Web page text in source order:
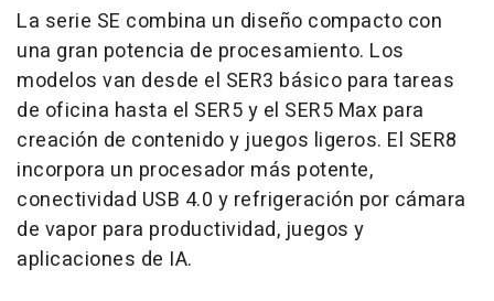
La serie SE combina un diseño compacto con
una gran potencia de procesamiento. Los
modelos van desde el SER3 básico para tareas
de oficina hasta el SER5 y el SER5 Max para
creación de contenido y juegos ligeros. El SER8
incorpora un procesador más potente,
conectividad USB 4.0 y refrigeración por cámara
de vapor para productividad, juegos y
aplicaciones de IA.